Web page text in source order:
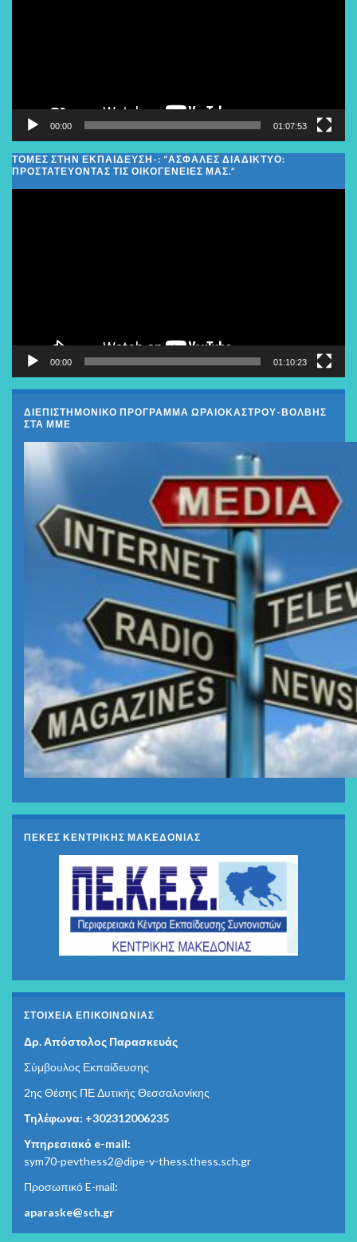
00:00 01:07:53
ΤΟΜΕΣ ΣΤΗΝ ΕΚΠΑΙΔΕΥΣΗ-: “ΑΣΦΑΛΈΣ ΔΙΑΔΊΚΤΥΟ:
ΠΡΟΣΤΑΤΕΎΟΝΤΑΣ ΤΙΣ ΟΙΚΟΓΈΝΕΙΕΣ ΜΑΣ.”
00:00 01:10:23
ΔΙΕΠΙΣΤΗΜΟΝΙΚΟ ΠΡΟΓΡΑΜΜΑ ΩΡΑΙΟΚΑΣΤΡΟΥ-ΒΟΛΒΗΣ
ΣΤΑ ΜΜΕ
ΠΕΚΕΣ ΚΕΝΤΡΙΚΗΣ ΜΑΚΕΔΟΝΙΑΣ
ΣΤΟΙΧΕΊΑ ΕΠΙΚΟΙΝΩΝΊΑΣ
Δρ. Απόστολος Παρασκευάς
Σύμβουλος Εκπαίδευσης
2ης Θέσης ΠΕ Δυτικής Θεσσαλονίκης
Τηλέφωνα: +302312006235
Υπηρεσιακό e-mail:
sym70-pevthess2@dipe-v-thess.thess.sch.gr
Προσωπικό E-mail:
aparaske@sch.gr